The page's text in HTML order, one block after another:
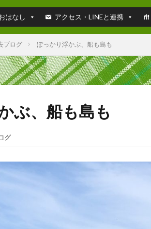
はなし アクセス・LINEと連携
ブログ ぽっかり浮かぶ、船も島も
ぶ、船も島も
グ